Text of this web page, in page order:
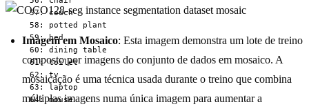
  57: couch
  58: potted plant
  59: bed
  60: dining table
  61: toilet
  62: tv
  63: laptop
  64: mouse
Imagem em Mosaico: Esta imagem demonstra um lote de treino
composto por imagens do conjunto de dados em mosaico. A
mosaicação é uma técnica usada durante o treino que combina
múltiplas imagens numa única imagem para aumentar a